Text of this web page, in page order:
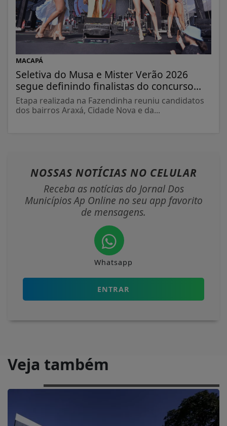
MACAPÁ
Seletiva do Musa e Mister Verão 2026
segue definindo finalistas do concurso...
Etapa realizada na Fazendinha reuniu candidatos
dos bairros Araxá, Cidade Nova e da...
NOSSAS NOTÍCIAS NO CELULAR
Receba as notícias do Jornal Dos
Municípios Ap Online no seu app favorito
de mensagens.
Whatsapp
ENTRAR
Veja também